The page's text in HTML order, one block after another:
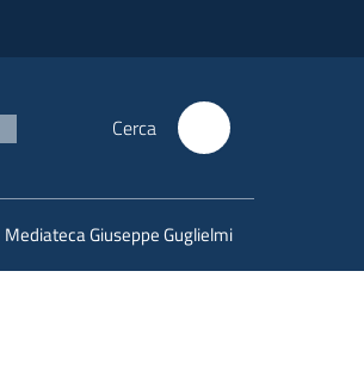
Cerca
Mediateca Giuseppe Guglielmi